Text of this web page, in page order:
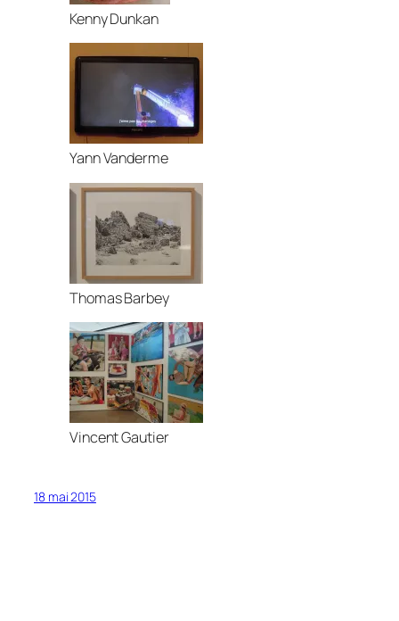
Kenny Dunkan
Yann Vanderme
Thomas Barbey
Vincent Gautier
18 mai 2015